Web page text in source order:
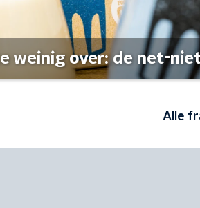
weinig over: de net-
Alle